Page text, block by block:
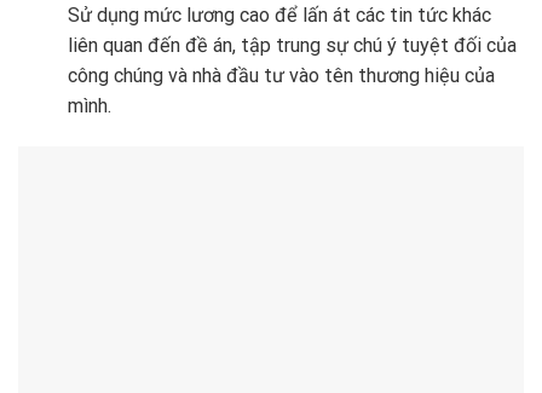
Sử dụng mức lương cao để lấn át các tin tức khác
liên quan đến đề án, tập trung sự chú ý tuyệt đối của
công chúng và nhà đầu tư vào tên thương hiệu của
mình.